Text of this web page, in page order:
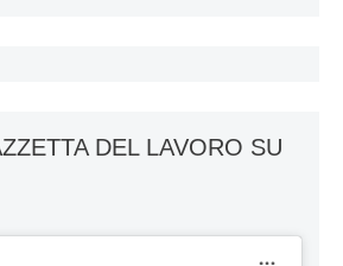
DEL LAVORO SU